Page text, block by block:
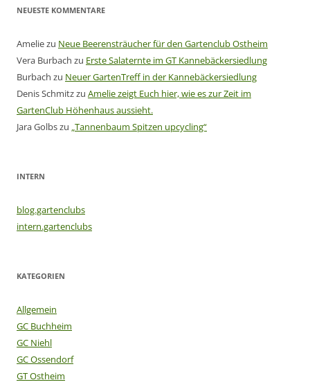
NEUESTE KOMMENTARE
Ameliezu Neue Beerensträucher für den Gartenclub Ostheim
Vera Burbach zu Erste Salaternte im GT Kannebäckersiedlung
Burbach zu Neuer GartenTreff in der Kannebäckersiedlung
Denis Schmitzzu Amelie zeigt Euch hier, wie es zur Zeit im
GartenClub Höhenhaus aussieht.
Jara Golbszu „Tannenbaum Spitzen upcycling“
INTERN
blog.gartenclubs
intern.gartenclubs
KATEGORIEN
Allgemein
GC Buchheim
GC Niehl
GC Ossendorf
GT Ostheim